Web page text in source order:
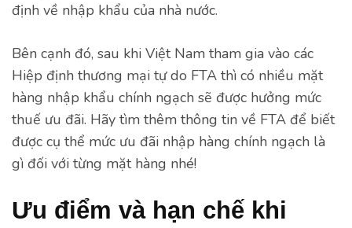
định về nhập khẩu của nhà nước.
Bên cạnh đó, sau khi Việt Nam tham gia vào các
Hiệp định thương mại tự do FTA thì có nhiều mặt
hàng nhập khẩu chính ngạch sẽ được hưởng mức
thuế ưu đãi. Hãy tìm thêm thông tin về FTA để biết
được cụ thể mức ưu đãi nhập hàng chính ngạch là
gì đối với từng mặt hàng nhé!
Ưu điểm và hạn chế khi